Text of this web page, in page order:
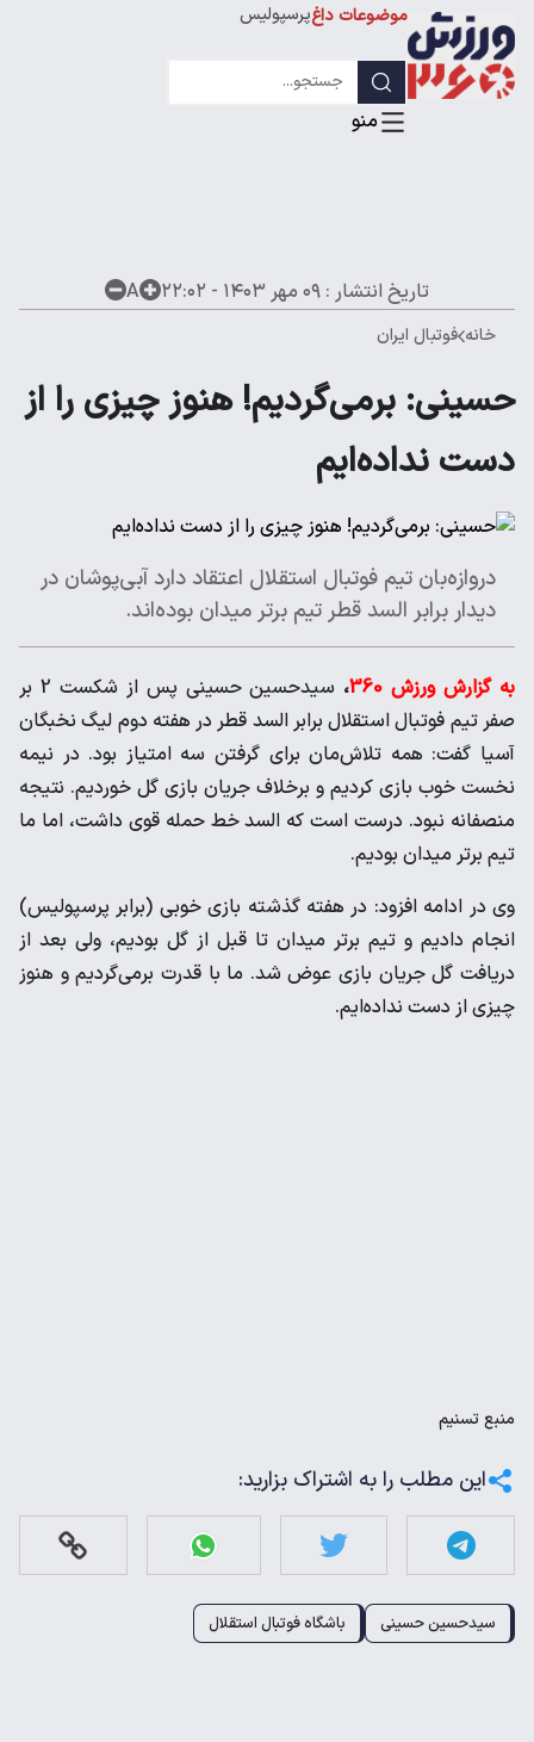
موضوعات داغپرسپولیس
لیگ قهرمانان
تاریخ انتشار : ۰۹ مهر ۱۴۰۳ - ۲۲:۰۲ A
خانه فوتبال ایران
حسینی: برمی‌گردیم! هنوز چیزی را از
دست نداده‌ایم
دروازه‌بان تیم فوتبال استقلال اعتقاد دارد آبی‌پوشان در
دیدار برابر السد قطر تیم برتر میدان بوده‌اند.
به گزارش ورزش 360 ،
سیدحسین حسینی پس از شکست 2 بر
صفر تیم فوتبال استقلال برابر السد قطر در هفته دوم لیگ نخبگان
آسیا گفت: همه تلاش‌مان برای گرفتن سه امتیاز بود. در نیمه
نخست خوب بازی کردیم و برخلاف جریان بازی گل خوردیم. نتیجه
منصفانه نبود. درست است که السد خط حمله قوی داشت، اما ما
تیم برتر میدان بودیم.
وی در ادامه افزود: در هفته گذشته بازی خوبی (برابر پرسپولیس)
انجام دادیم و تیم برتر میدان تا قبل از گل بودیم، ولی بعد از
دریافت گل جریان بازی عوض شد. ما با قدرت برمی‌گردیم و هنوز
چیزی از دست نداده‌ایم.
منبعتسنیم
این مطلب را به اشتراک بزارید:
سیدحسین حسینی باشگاه فوتبال استقلال